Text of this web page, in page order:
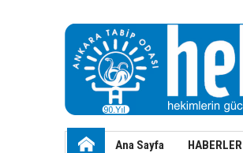
Ana Sayfa HABERLER